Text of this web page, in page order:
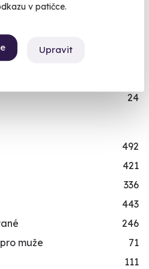
v patičce.
Upravit
24
492
421
336
443
246
muže
71
111